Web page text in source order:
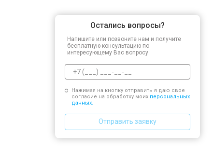
Остались вопросы?
Напишите или позвоните нам и получите
бесплатную консультацию по
интересующему Вас вопросу.
Нажимая на кнопку отправить я даю свое
согласие на обработку моих персональных
данных.
Отправить заявку